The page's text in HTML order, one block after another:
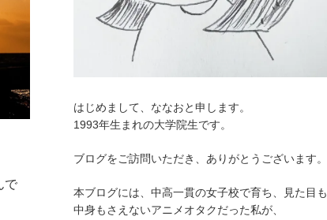
で
はじめまして、ななおと申します。
1993年生まれの大学院生です。
ブログをご訪問いただき、ありがとうございます。
本ブログには、中高一貫の女子校で育ち、見た目も
中身もさえないアニメオタクだった私が、